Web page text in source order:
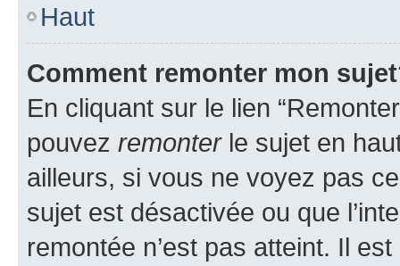
Haut
Comment remonter mon
En cliquant sur le lien
pouvez remonterle sujet en
ailleurs, si vous ne voyez pas
sujet est désactivée ou que
remontée n’est pas atteint. Il